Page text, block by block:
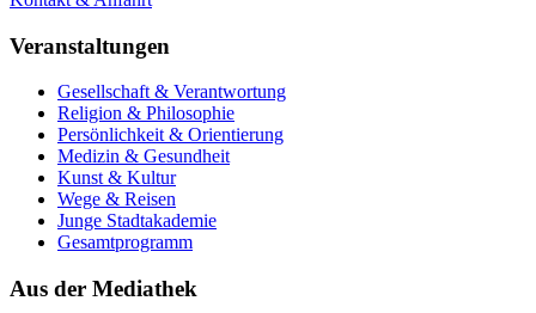
Veranstaltungen
Gesellschaft & Verantwortung
Religion & Philosophie
Persönlichkeit & Orientierung
Medizin & Gesundheit
Kunst & Kultur
Wege & Reisen
Junge Stadtakademie
Gesamtprogramm
Aus der Mediathek